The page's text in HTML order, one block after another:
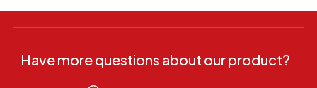
Have more questions about our product?